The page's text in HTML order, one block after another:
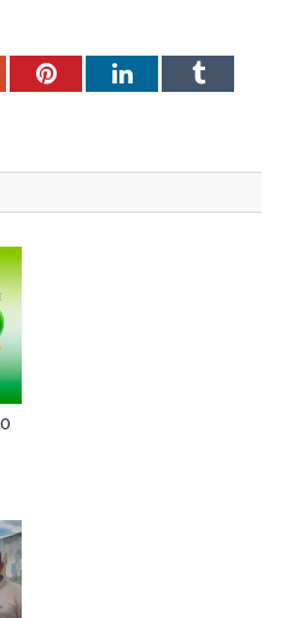
PinterestLinkedInTumblr